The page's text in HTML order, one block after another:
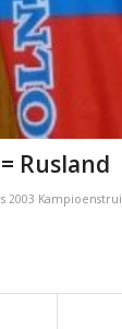
Rusland
2003 Kampioenstrui